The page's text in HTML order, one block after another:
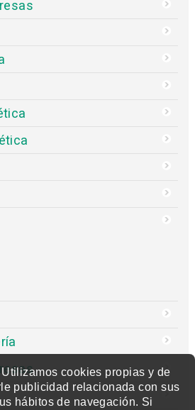
Utilizamos cookies propias y de
publicidad relacionada con sus
hábitos de navegación. Si